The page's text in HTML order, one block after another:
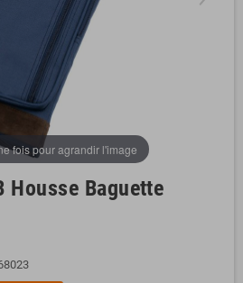
fois pour agrandir l'image
Housse Baguette